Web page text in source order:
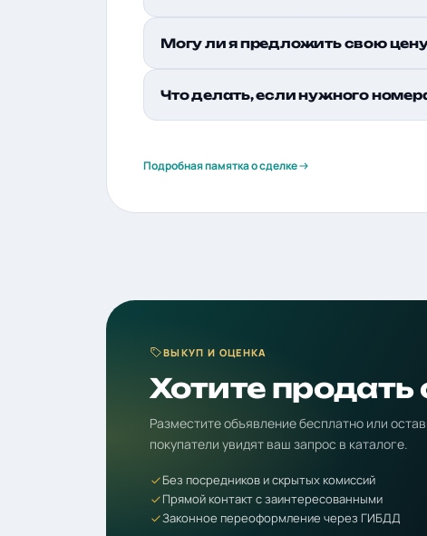
Могу ли я предложить свою
Что делать, если нужного
Подробная памятка о сделке
ВЫКУП И ОЦЕНКА
Хотите
Разместите объявление бесплатно или
покупатели увидят ваш запрос в каталоге.
Без посредников и скрытых комиссий
Прямой контакт с заинтересованными
Законное переоформление через ГИБДД